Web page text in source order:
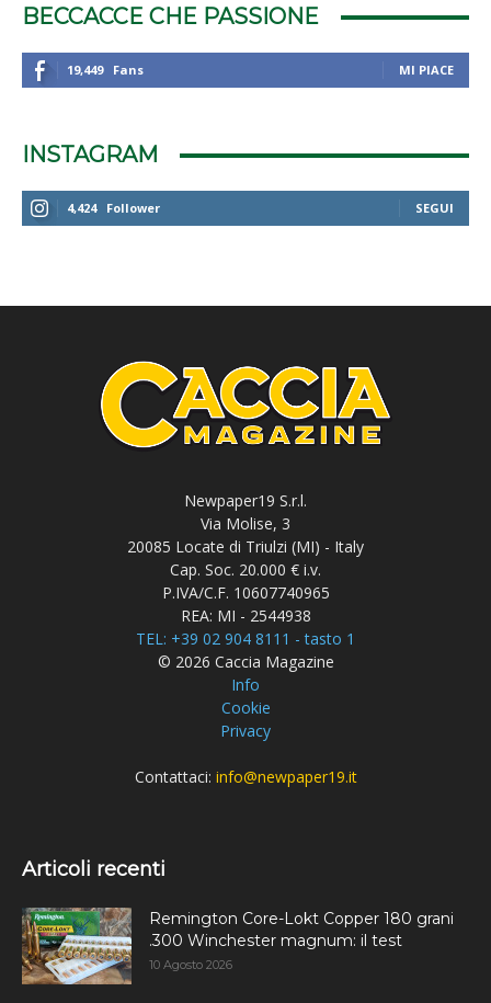
BECCACCE CHE PASSIONE
19,449 Fans MI PIACE
INSTAGRAM
4,424 Follower SEGUI
Newpaper19 S.r.l.
Via Molise, 3
20085 Locate di Triulzi (MI) - Italy
Cap. Soc. 20.000 € i.v.
P.IVA/C.F. 10607740965
REA: MI - 2544938
TEL: +39 02 904 8111 - tasto 1
© 2026 Caccia Magazine
Info
Cookie
Privacy
Contattaci: info@newpaper19.it
Articoli recenti
Remington Core-Lokt Copper 180 grani
.300 Winchester magnum: il test
10 Agosto 2026